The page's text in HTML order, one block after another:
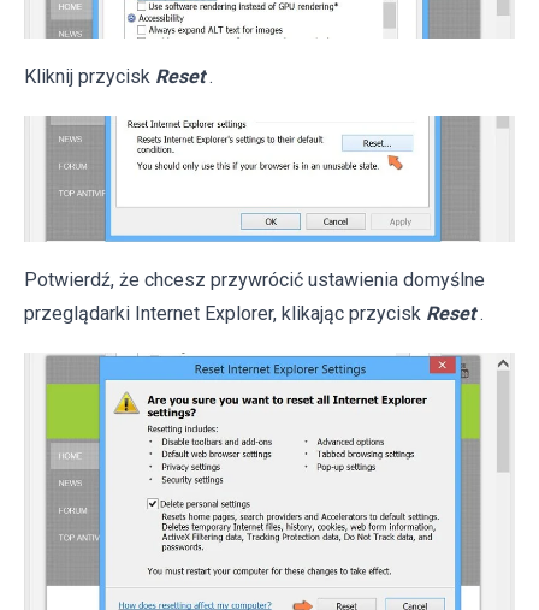
Kliknij przycisk Reset .
Potwierdź, że chcesz przywrócić ustawienia domyślne
przeglądarki Internet Explorer, klikając przycisk Reset .